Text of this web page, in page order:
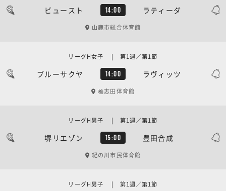
ビュースト 14:00 ラティーダ
山鹿市総合体育館
ブルーサクヤ 14:00 ラヴィッツ
リーグH女子 | 第1週／第1節
桷志田体育館
堺リエゾン 15:00 豊田合成
リーグH男子 | 第1週／第1節
紀の川市民体育館
リーグH男子 | 第1週／第1節